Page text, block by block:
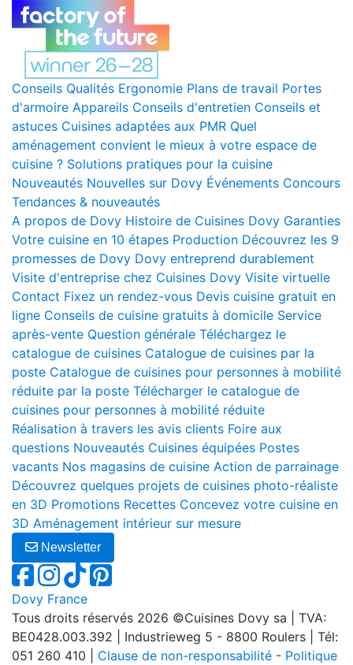
Conseils Qualités Ergonomie Plans de travail Portes
d'armoire Appareils Conseils d'entretien Conseils et
astuces Cuisines adaptées aux PMR Quel
aménagement convient le mieux à votre espace de
cuisine ? Solutions pratiques pour la cuisine
Nouveautés Nouvelles sur Dovy Événements Concours
Tendances & nouveautés
A propos de Dovy Histoire de Cuisines Dovy Garanties
Votre cuisine en 10 étapes Production Découvrez les 9
promesses de Dovy Dovy entreprend durablement
Visite d'entreprise chez Cuisines Dovy Visite virtuelle
Contact Fixez un rendez-vous Devis cuisine gratuit en
ligne Conseils de cuisine gratuits à domicile Service
après-vente Question générale Téléchargez le
catalogue de cuisines Catalogue de cuisines par la
poste Catalogue de cuisines pour personnes à mobilité
réduite par la poste Télécharger le catalogue de
cuisines pour personnes à mobilité réduite
Réalisation à travers les avis clients Foire aux
questions Nouveautés Cuisines équipées Postes
vacants Nos magasins de cuisine Action de parrainage
Découvrez quelques projets de cuisines photo-réaliste
en 3D Promotions Recettes Concevez votre cuisine en
3D Aménagement intérieur sur mesure
Newsletter
Dovy France
Tous droits réservés 2026 ©Cuisines Dovy sa | TVA:
BE0428.003.392 | Industrieweg 5 - 8800 Roulers | Tél:
051 260 410 | Clause de non-responsabilité - Politique